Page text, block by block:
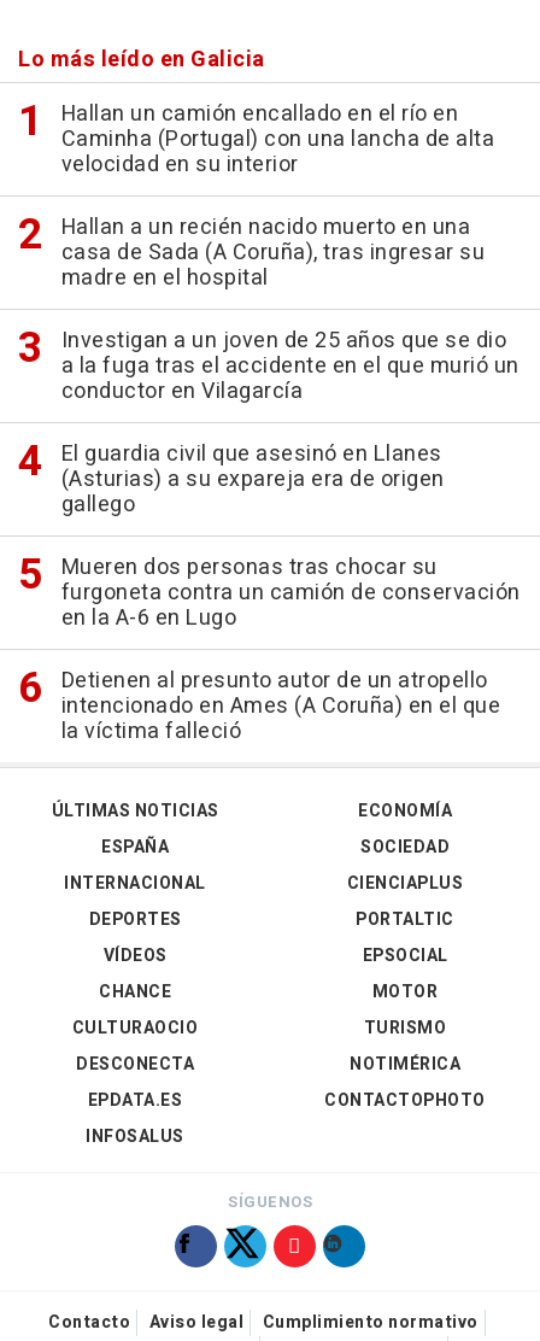
Lo más leído en Galicia
Hallan un camión encallado en el río en
Caminha (Portugal) con una lancha de alta
velocidad en su interior
Hallan a un recién nacido muerto en una
casa de Sada (A Coruña), tras ingresar su
madre en el hospital
Investigan a un joven de 25 años que se dio
a la fuga tras el accidente en el que murió un
conductor en Vilagarcía
El guardia civil que asesinó en Llanes
(Asturias) a su expareja era de origen
gallego
Mueren dos personas tras chocar su
furgoneta contra un camión de conservación
en la A-6 en Lugo
Detienen al presunto autor de un atropello
intencionado en Ames (A Coruña) en el que
la víctima falleció
ÚLTIMAS NOTICIAS
ESPAÑA
INTERNACIONAL
DEPORTES
VÍDEOS
ECONOMÍA
SOCIEDAD
CIENCIAPLUS
PORTALTIC
EPSOCIAL
CHANCE
CULTURAOCIO
DESCONECTA
EPDATA.ES
INFOSALUS
MOTOR
TURISMO
NOTIMÉRICA
CONTACTOPHOTO
SÍGUENOS
Contacto Aviso legal
Cumplimiento normativo